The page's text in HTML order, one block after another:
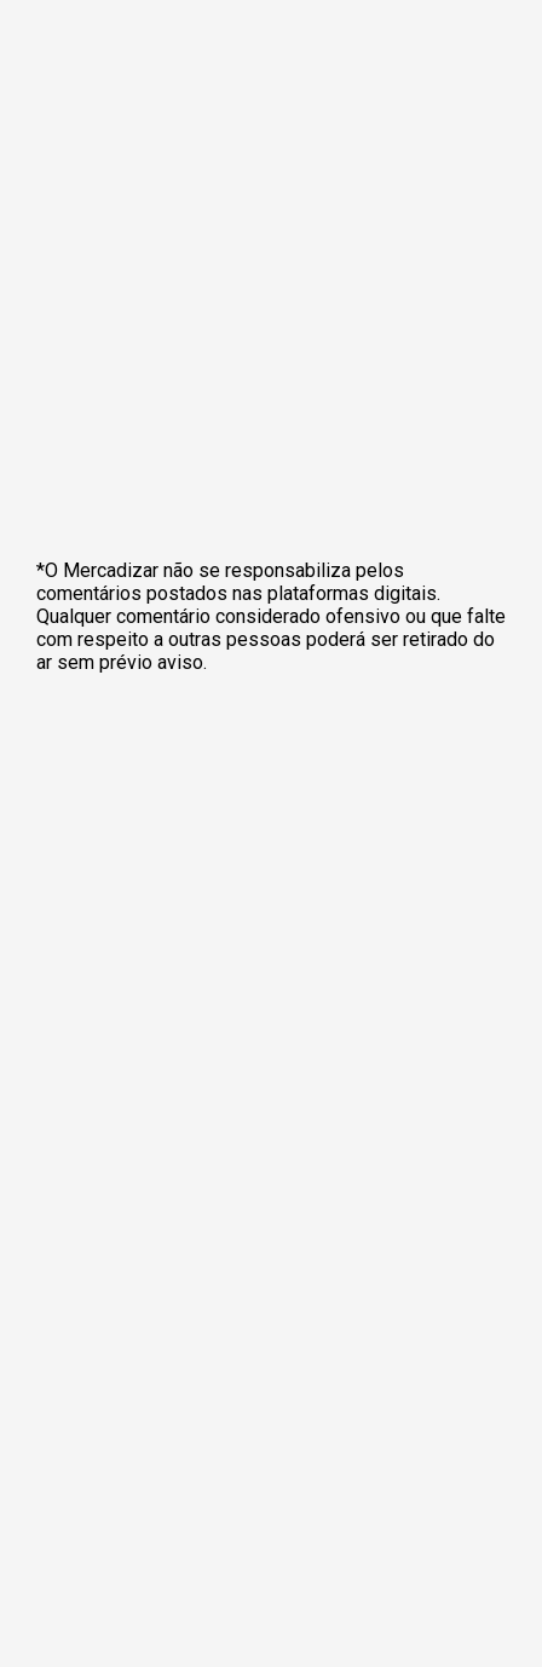
*O Mercadizar não se responsabiliza pelos
comentários postados nas plataformas digitais.
Qualquer comentário considerado ofensivo ou que falte
com respeito a outras pessoas poderá ser retirado do
ar sem prévio aviso.